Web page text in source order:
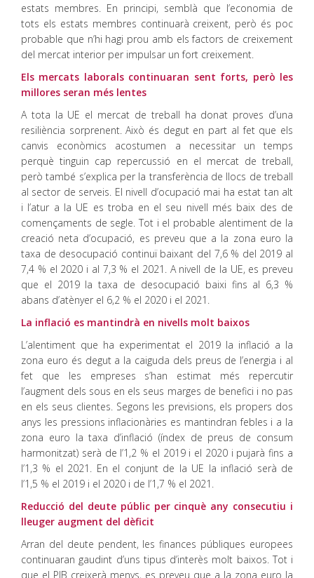
estats membres. En principi, semblà que l’economia de
tots els estats membres continuarà creixent, però és poc
probable que n’hi hagi prou amb els factors de creixement
del mercat interior per impulsar un fort creixement.
Els mercats laborals continuaran sent forts, però les
millores seran més lentes
A tota la UE el mercat de treball ha donat proves d’una
resiliència sorprenent. Això és degut en part al fet que els
canvis econòmics acostumen a necessitar un temps
perquè tinguin cap repercussió en el mercat de treball,
però també s’explica per la transferència de llocs de treball
al sector de serveis. El nivell d’ocupació mai ha estat tan alt
i l’atur a la UE es troba en el seu nivell més baix des de
començaments de segle. Tot i el probable alentiment de la
creació neta d’ocupació, es preveu que a la zona euro la
taxa de desocupació continuï baixant del 7,6 % del 2019 al
7,4 % el 2020 i al 7,3 % el 2021. A nivell de la UE, es preveu
que el 2019 la taxa de desocupació baixi fins al 6,3 %
abans d’atènyer el 6,2 % el 2020 i el 2021.
La inflació es mantindrà en nivells molt baixos
L’alentiment que ha experimentat el 2019 la inflació a la
zona euro és degut a la caiguda dels preus de l’energia i al
fet que les empreses s’han estimat més repercutir
l’augment dels sous en els seus marges de benefici i no pas
en els seus clientes. Segons les previsions, els propers dos
anys les pressions inflacionàries es mantindran febles i a la
zona euro la taxa d’inflació (índex de preus de consum
harmonitzat) serà de l’1,2 % el 2019 i el 2020 i pujarà fins a
l’1,3 % el 2021. En el conjunt de la UE la inflació serà de
l’1,5 % el 2019 i el 2020 i de l’1,7 % el 2021.
Reducció del deute públic per cinquè any consecutiu i
lleuger augment del dèficit
Arran del deute pendent, les finances públiques europees
continuaran gaudint d’uns tipus d’interès molt baixos. Tot i
que el PIB creixerà menys, es preveu que a la zona euro la